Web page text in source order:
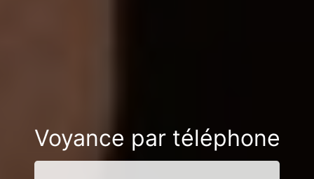
Voyance par téléphone